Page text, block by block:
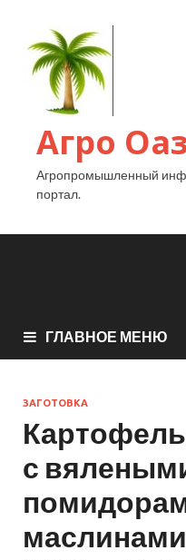
Агро
Агропромышленный
портал.
ГЛАВНОЕ МЕНЮ
ЗАГОТОВКА
с
маслинами